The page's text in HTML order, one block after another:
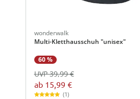
wonderwalk
Multi-Kletthausschuh "unisex"
60 %
ab 15,99 €
UVP 39,99 €
(1)